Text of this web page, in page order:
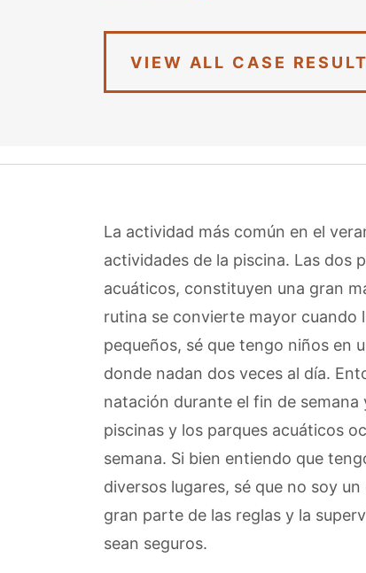
VIEW ALL CASE
La actividad más común en el
actividades de la piscina. Las dos
acuáticos, constituyen una gran
rutina se convierte mayor cuando
pequeños, sé que tengo niños en
donde nadan dos veces al día.
natación durante el fin de semana
piscinas y los parques acuáticos
semana. Si bien entiendo que
diversos lugares, sé que no soy
gran parte de las reglas y la
sean seguros.